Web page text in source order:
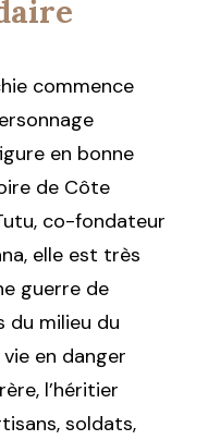
commence
en bonne
de Côte
co-fondateur
elle est très
guerre de
du milieu du
en danger
l’héritier
soldats,